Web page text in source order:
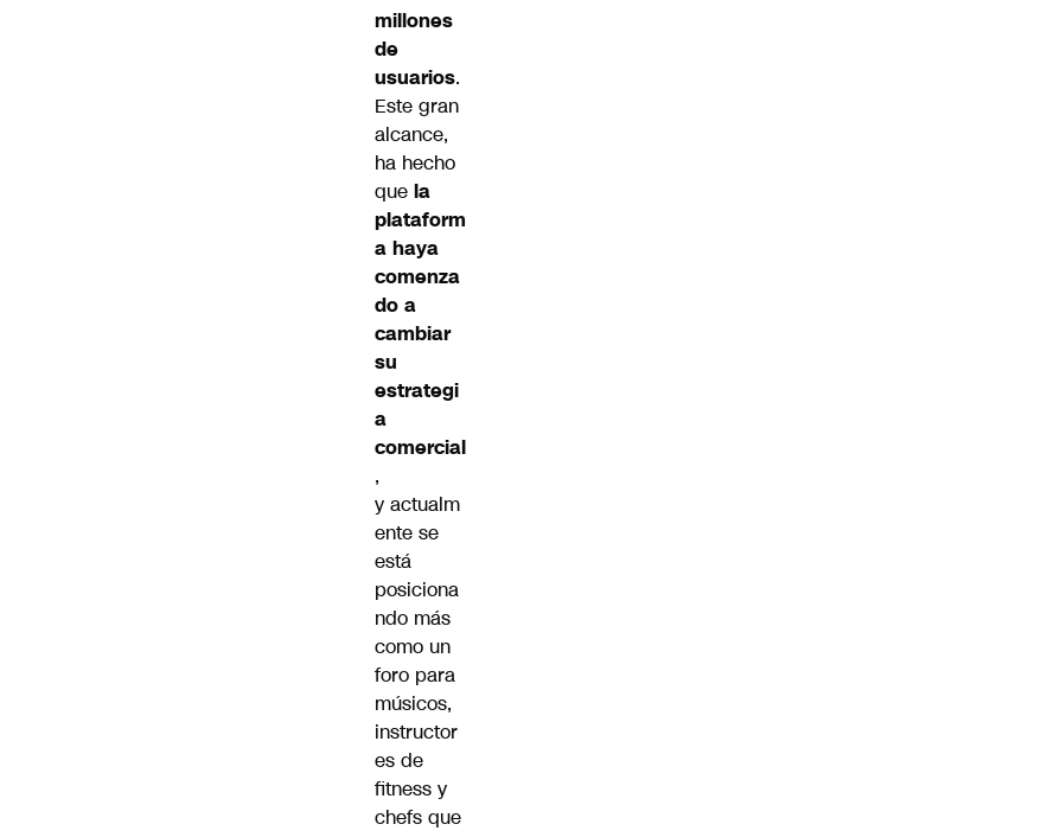
millones
de
usuarios.
Este gran
alcance,
ha hecho
que la
plataform
a haya
comenza
do a
cambiar
su
estrategi
a
comercial
,
y actualm
ente se
está
posiciona
ndo más
como un
foro para
músicos,
instructor
es de
fitness y
chefs que